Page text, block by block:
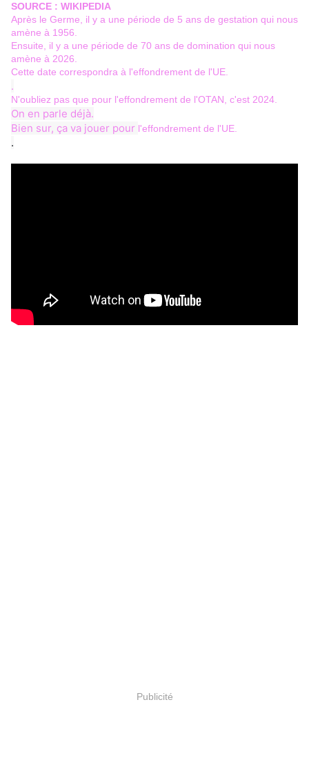
SOURCE : WIKIPEDIA
Après le Germe, il y a une période de 5 ans de gestation qui nous
amène à 1956.
Ensuite, il y a une période de 70 ans de domination qui nous
amène à 2026.
Cette date correspondra à l'effondrement de l'UE.
.
N'oubliez pas que pour l'effondrement de l'OTAN, c'est 2024.
On en parle déjà.
Bien sur, ça va jouer pour l'effondrement de l'UE.
.
Publicité